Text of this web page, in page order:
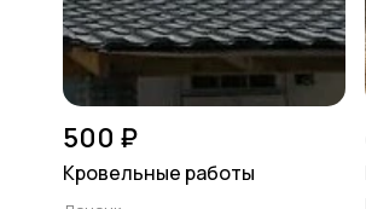
500 ₽
Кровельные работы